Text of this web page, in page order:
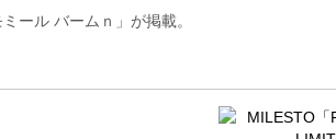
ール バームｎ」が掲載。